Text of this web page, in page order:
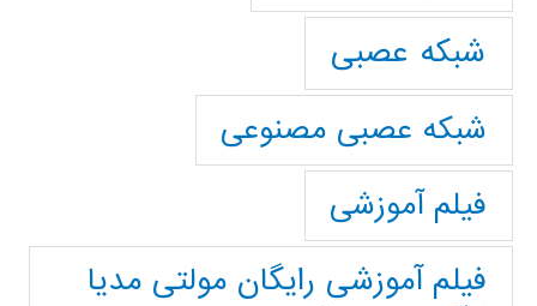
شبکه عصبی
شبکه عصبی مصنوعی
فیلم آموزشی
فیلم آموزشی رایگان مولتی مدیا